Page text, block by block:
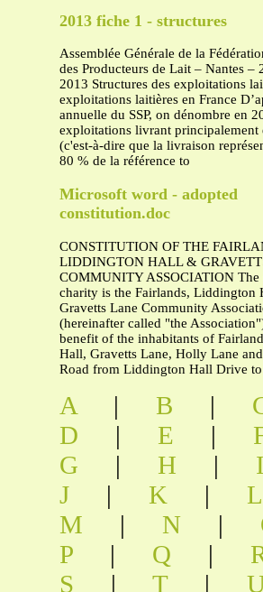
2013 fiche 1 - structures
Assemblée Générale de la
des Producteurs de Lait – Nantes –
2013 Structures des exploitations
exploitations laitières en France
annuelle du SSP, on dénombre en
exploitations livrant principalement
(c'est-à-dire que la livraison
80 % de la référence to
Microsoft word - adopted
constitution.doc
CONSTITUTION OF THE
LIDDINGTON HALL &
COMMUNITY ASSOCIATION The
charity is the Fairlands, Liddington
Gravetts Lane Community
(hereinafter called "the
benefit of the inhabitants of
Hall, Gravetts Lane, Holly Lane
Road from Liddington Hall Drive
A | B |
D
| E |
G
| H |
J
| K | L
M
| N |
P
| Q |
S
| T |